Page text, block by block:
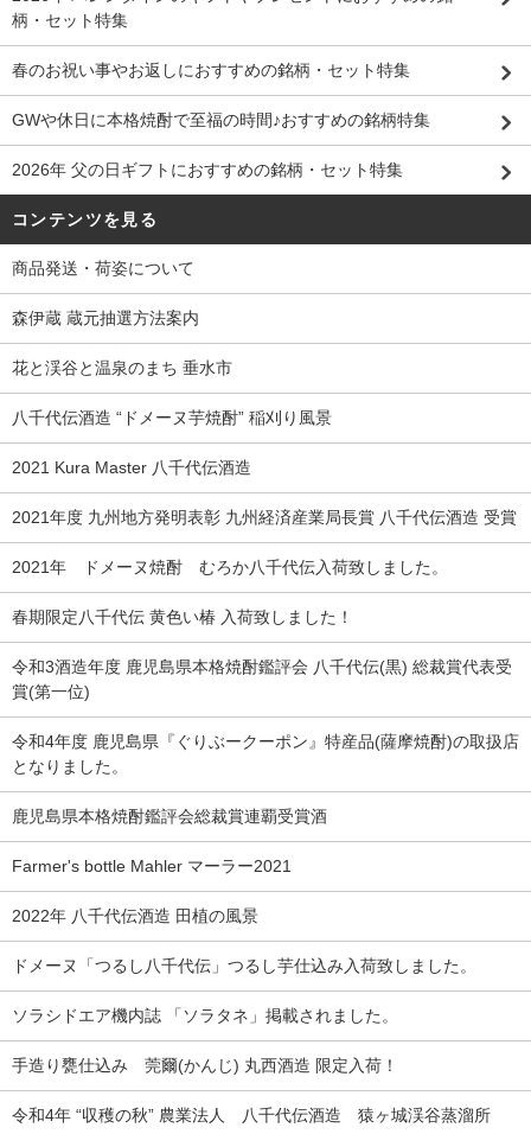
柄・セット特集
春のお祝い事やお返しにおすすめの銘柄・セット特集
GWや休日に本格焼酎で至福の時間♪おすすめの銘柄特集
2026年 父の日ギフトにおすすめの銘柄・セット特集
コンテンツを見る
商品発送・荷姿について
森伊蔵 蔵元抽選方法案内
花と渓谷と温泉のまち 垂水市
八千代伝酒造 “ドメーヌ芋焼酎” 稲刈り風景
2021 Kura Master 八千代伝酒造
2021年度 九州地方発明表彰 九州経済産業局長賞 八千代伝酒造 受賞
2021年 ドメーヌ焼酎 むろか八千代伝入荷致しました。
春期限定八千代伝 黄色い椿 入荷致しました！
令和3酒造年度 鹿児島県本格焼酎鑑評会 八千代伝(黒) 総裁賞代表受
賞(第一位)
令和4年度 鹿児島県『ぐりぶークーポン』特産品(薩摩焼酎)の取扱店
となりました。
鹿児島県本格焼酎鑑評会総裁賞連覇受賞酒
Farmer's bottle Mahler マーラー2021
2022年 八千代伝酒造 田植の風景
ドメーヌ「つるし八千代伝」つるし芋仕込み入荷致しました。
ソラシドエア機内誌 「ソラタネ」掲載されました。
手造り甕仕込み 莞爾(かんじ) 丸西酒造 限定入荷！
令和4年 “収穫の秋” 農業法人 八千代伝酒造 猿ヶ城渓谷蒸溜所